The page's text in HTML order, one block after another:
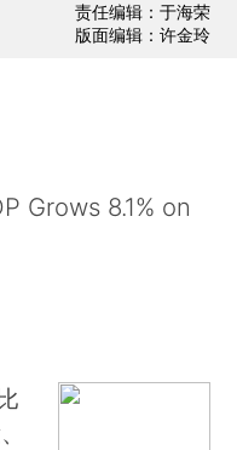
责任编辑：于海荣
版面编辑：许金玲
Grows 8.1% on